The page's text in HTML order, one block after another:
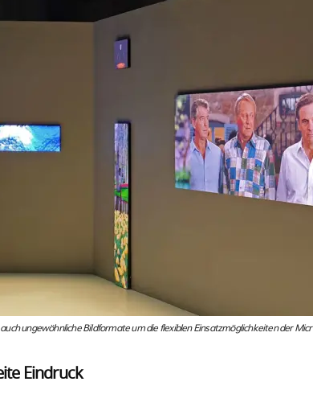
ungewöhnliche Bildformate um die flexiblen Einsatzmöglichkeiten der
Eindruck